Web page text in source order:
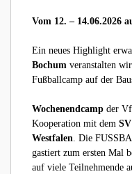
Vom 12. – 14.06.2026
Ein neues Highlight
Bochum veranstalten
Fußballcamp auf der
Wochenendcamp der
Kooperation mit dem
Westfalen. Die
gastiert zum ersten Mal
auf viele Teilnehmende